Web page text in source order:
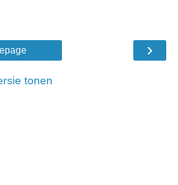
›
tonen